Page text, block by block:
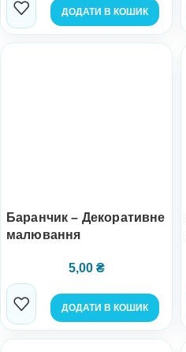
ДОДАТИ В КОШИК
Баранчик – Декоративне
малювання
5,00 ₴
ДОДАТИ В КОШИК